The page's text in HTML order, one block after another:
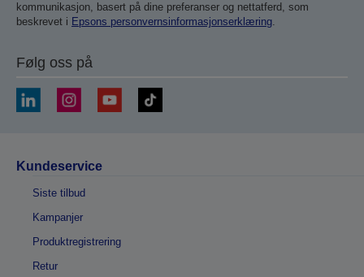
kommunikasjon, basert på dine preferanser og nettatferd, som
beskrevet i Epsons personvernsinformasjonserklæring.
Følg oss på
Kundeservice
Siste tilbud
Kampanjer
Produktregistrering
Retur